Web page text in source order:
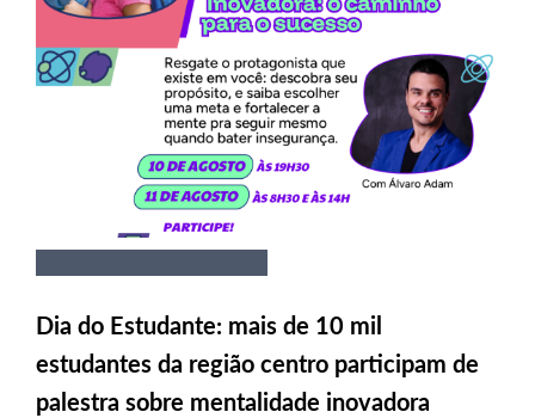
Dia do Estudante: mais de 10 mil
estudantes da região centro participam de
palestra sobre mentalidade inovadora